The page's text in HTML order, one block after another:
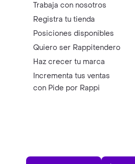
Trabaja con nosotros
Registra tu tienda
Posiciones disponibles
Quiero ser Rappitendero
Haz crecer tu marca
Incrementa tus ventas
con Pide por Rappi
App Store